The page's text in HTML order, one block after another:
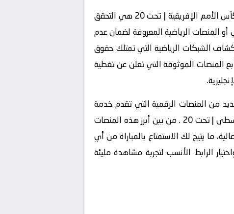
أول خطوة لضمان تجربة مشاهدة مثالية لمباراة السنغال | تحت 20 و إفريقيا الوسطى | تحت 20 في كأس الأمم الإفريقية | تحت 20 هي التحقق
18:00 عبر المواقع الرسمية للدوري أو المنصات الرياضية المعروفة لضمان عدم
الشبكات الرياضية التي تمتلك حقوق
المنصات الموثوقة التي تعلن عن تغطية
من المنصات الرقمية التي تقدم خدمة
البث المباشر لمباريات كرة القدم، بما في ذلك المواجهة المرتقبة بين السنغال | تحت 20 و إفريقيا الوسطى | تحت 20 . من بين أبرز هذه المنصات
ما يتيح لك الاستمتاع بالمباراة من أي
الرابط الأنسب لتجربة مشاهدة مليئة